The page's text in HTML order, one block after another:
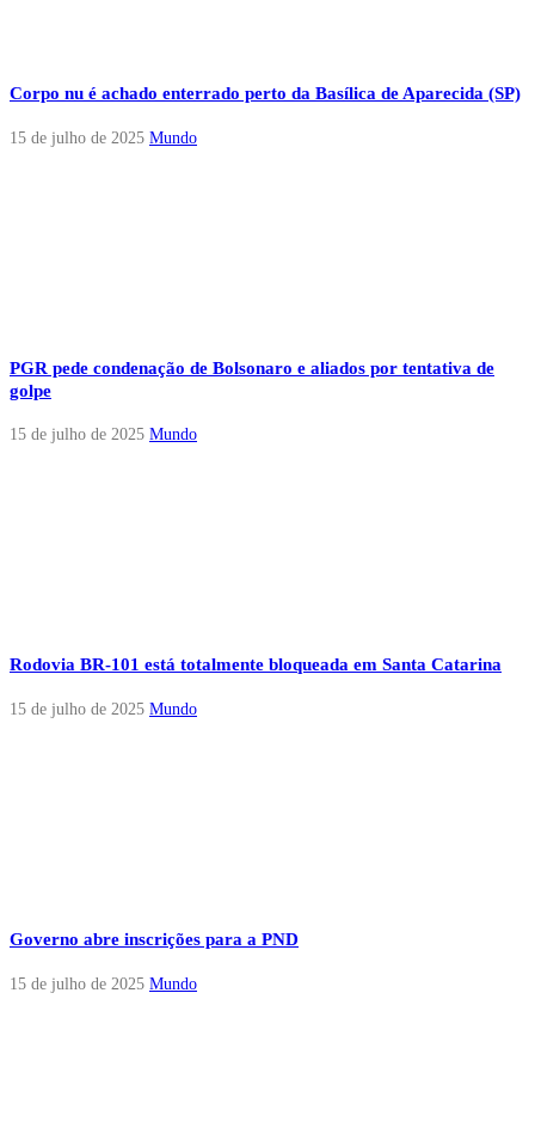
Corpo nu é achado enterrado perto da Basílica de Aparecida (SP)
15 de julho de 2025 Mundo
PGR pede condenação de Bolsonaro e aliados por tentativa de
golpe
15 de julho de 2025 Mundo
Rodovia BR-101 está totalmente bloqueada em Santa Catarina
15 de julho de 2025 Mundo
Governo abre inscrições para a PND
15 de julho de 2025 Mundo